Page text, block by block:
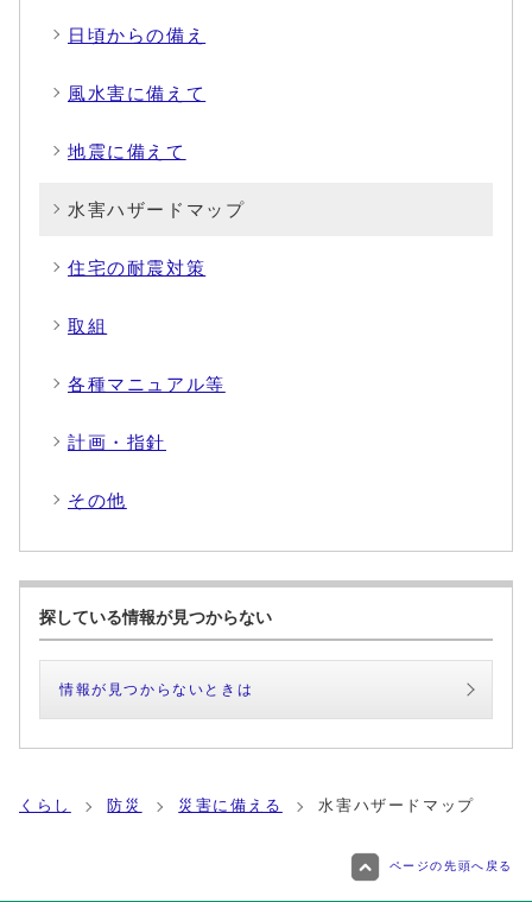
日頃からの備え
風水害に備えて
地震に備えて
水害ハザードマップ
住宅の耐震対策
取組
各種マニュアル等
計画・指針
その他
探している情報が見つからない
情報が見つからないときは
くらし 防災 災害に備える 水害ハザードマップ
ページの先頭へ戻る